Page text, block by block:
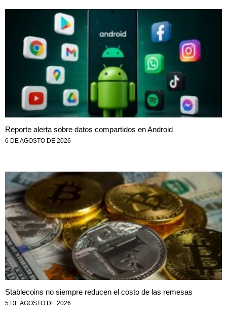
Reporte alerta sobre datos compartidos en Android
6 DE AGOSTO DE 2026
Stablecoins no siempre reducen el costo de las remesas
5 DE AGOSTO DE 2026